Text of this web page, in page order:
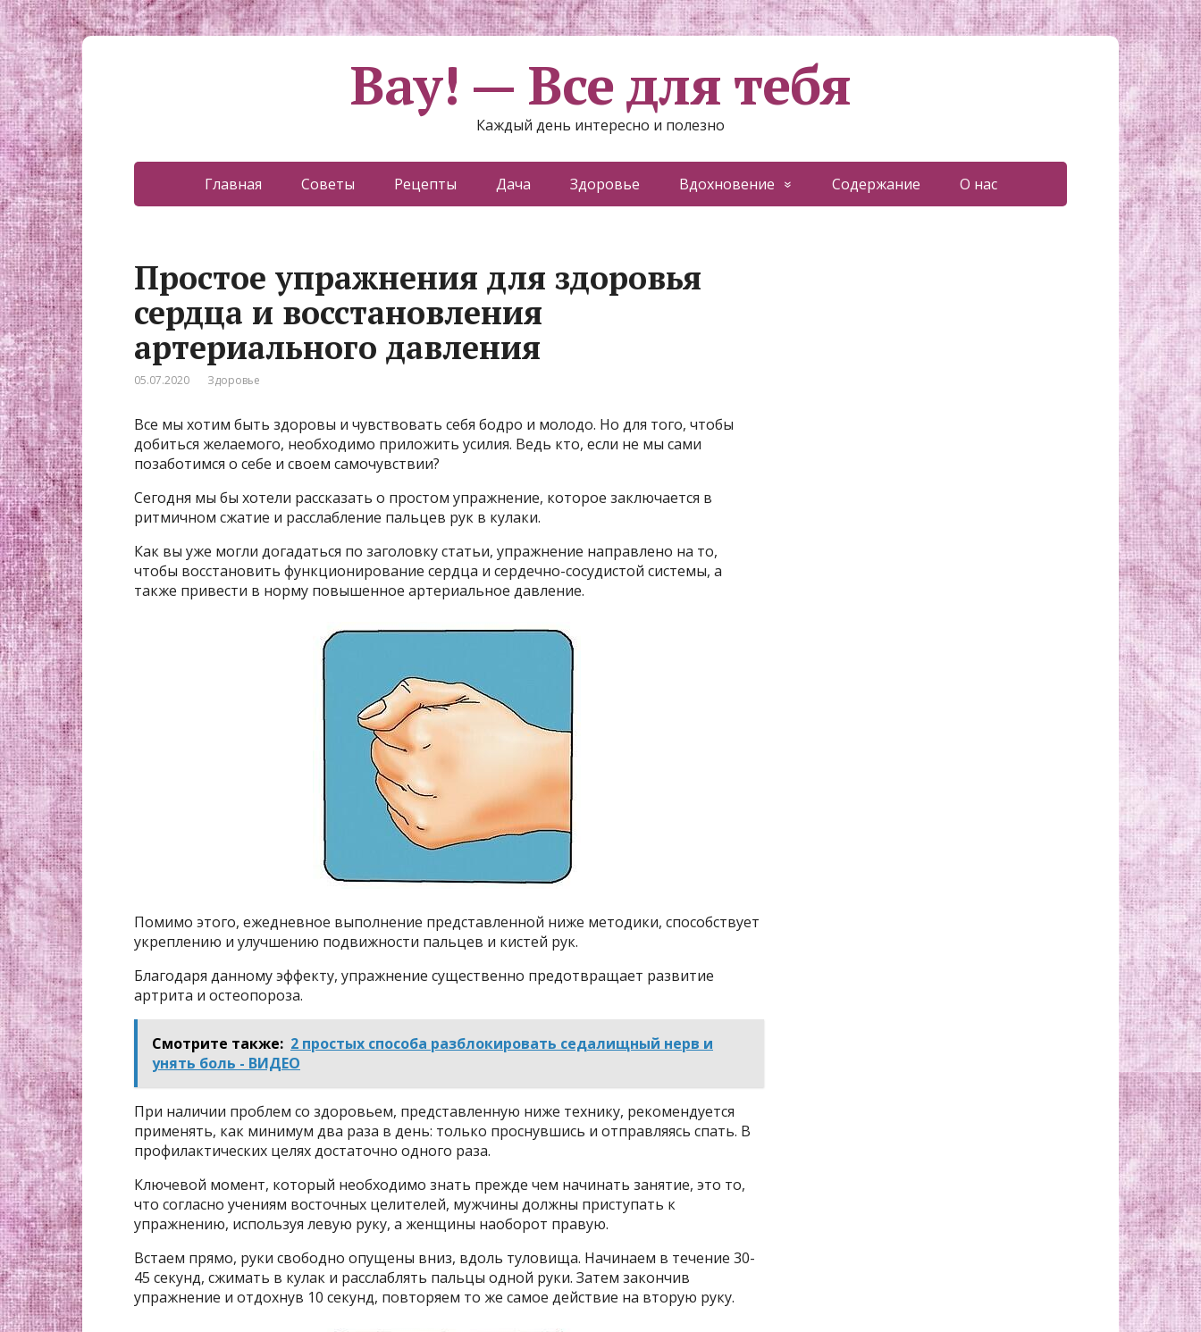
Вау! — Все для тебя
Каждый день интересно и полезно
Главная Советы Рецепты Дача Здоровье Вдохновение Содержание О нас
Простое упражнения для здоровья
сердца и восстановления
артериального давления
05.07.2020 Здоровье
Все мы хотим быть здоровы и чувствовать себя бодро и молодо. Но для того, чтобы
добиться желаемого, необходимо приложить усилия. Ведь кто, если не мы сами
позаботимся о себе и своем самочувствии?
Сегодня мы бы хотели рассказать о простом упражнение, которое заключается в
ритмичном сжатие и расслабление пальцев рук в кулаки.
Как вы уже могли догадаться по заголовку статьи, упражнение направлено на то,
чтобы восстановить функционирование сердца и сердечно-сосудистой системы, а
также привести в норму повышенное артериальное давление.
Помимо этого, ежедневное выполнение представленной ниже методики, способствует
укреплению и улучшению подвижности пальцев и кистей рук.
Благодаря данному эффекту, упражнение существенно предотвращает развитие
артрита и остеопороза.
Смотрите также: 2 простых способа разблокировать седалищный нерв и
унять боль - ВИДЕО
При наличии проблем со здоровьем, представленную ниже технику, рекомендуется
применять, как минимум два раза в день: только проснувшись и отправляясь спать. В
профилактических целях достаточно одного раза.
Ключевой момент, который необходимо знать прежде чем начинать занятие, это то,
что согласно учениям восточных целителей, мужчины должны приступать к
упражнению, используя левую руку, а женщины наоборот правую.
Встаем прямо, руки свободно опущены вниз, вдоль туловища. Начинаем в течение 30-
45 секунд, сжимать в кулак и расслаблять пальцы одной руки. Затем закончив
упражнение и отдохнув 10 секунд, повторяем то же самое действие на вторую руку.